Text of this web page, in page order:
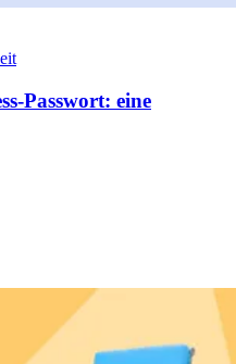
Passwort: eine